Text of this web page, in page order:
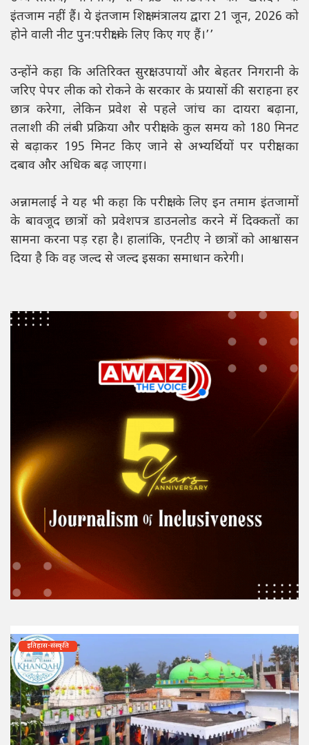
इंतजाम नहीं हैं। ये इंतजाम शिक्षा मंत्रालय द्वारा 21 जून, 2026 को
होने वाली नीट पुन:परीक्षा के लिए किए गए हैं।’’
उन्होंने कहा कि अतिरिक्त सुरक्षा उपायों और बेहतर निगरानी के
जरिए पेपर लीक को रोकने के सरकार के प्रयासों की सराहना हर
छात्र करेगा, लेकिन प्रवेश से पहले जांच का दायरा बढ़ाना,
तलाशी की लंबी प्रक्रिया और परीक्षा के कुल समय को 180 मिनट
से बढ़ाकर 195 मिनट किए जाने से अभ्यर्थियों पर परीक्षा का
दबाव और अधिक बढ़ जाएगा।
अन्नामलाई ने यह भी कहा कि परीक्षा के लिए इन तमाम इंतजामों
के बावजूद छात्रों को प्रवेशपत्र डाउनलोड करने में दिक्कतों का
सामना करना पड़ रहा है। हालांकि, एनटीए ने छात्रों को आश्वासन
दिया है कि वह जल्द से जल्द इसका समाधान करेगी।
इतिहास-संस्कृति